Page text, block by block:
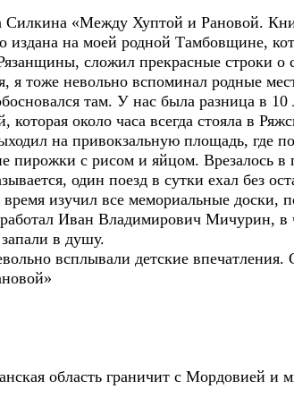
«Между Хуптой и Рановой.
издана на моей родной Тамбовщине,
сложил прекрасные строки о
я тоже невольно вспоминал родные
там. У нас была разница в
которая около часа всегда стояла в
на привокзальную площадь, где
пирожки с рисом и яйцом. Врезалось
один поезд в сутки ехал без
изучил все мемориальные доски,
Иван Владимирович Мичурин, в
в душу.
всплывали детские
область граничит с Мордовией и